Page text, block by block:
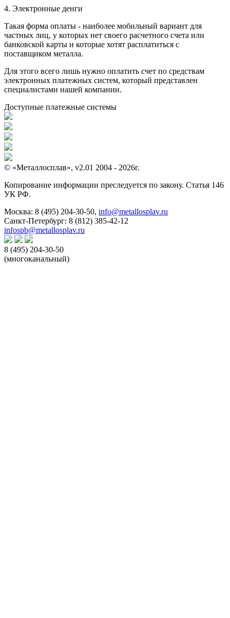
4. Электронные денги
Такая форма оплаты - наиболее мобильный вариант для
частных лиц, у которых нет своего расчетного счета или
банковской карты и которые хотят расплатиться с
поставщиком металла.
Для этого всего лишь нужно оплатить счет по средствам
электронных платежных систем, который представлен
специалистами нашей компании.
Доступные платежные системы
© «Металлосплав», v2.01 2004 - 2026г.
Копирование информации преследуется по закону. Статья 146
УК РФ.
Москва: 8 (495) 204-30-50, info@metallosplav.ru
Санкт-Петербург: 8 (812) 385-42-12
infospb@metallosplav.ru
8 (495) 204-30-50
(многоканальный)